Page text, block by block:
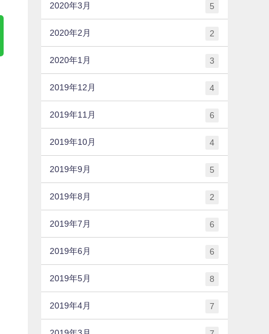
2020年3月 5
2020年2月 2
2020年1月 3
2019年12月 4
2019年11月 6
2019年10月 4
2019年9月 5
2019年8月 2
2019年7月 6
2019年6月 6
2019年5月 8
2019年4月 7